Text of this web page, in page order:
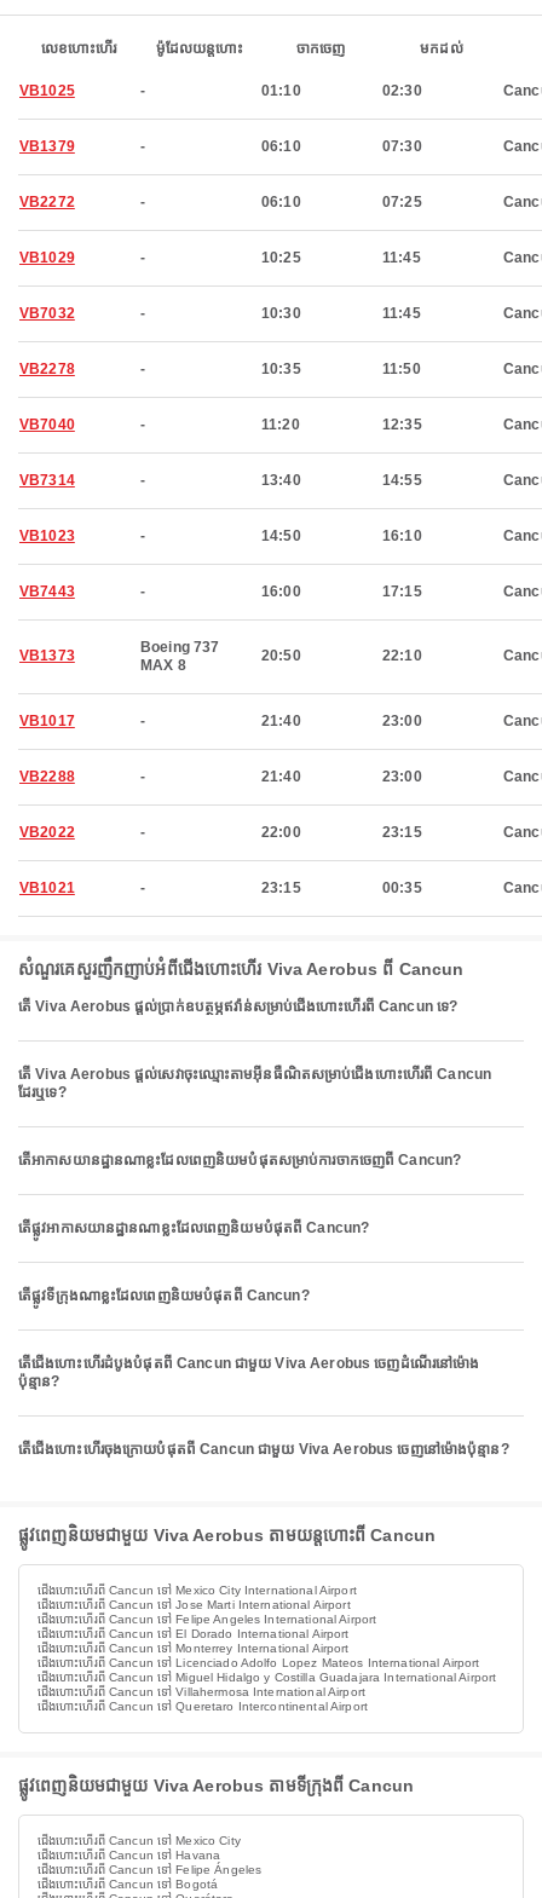
លេខហោះហើរ ម៉ូដែលយន្តហោះ ចាកចេញ មកដល់
VB1025 - 01:10 02:30
VB1379 - 06:10 07:30
VB2272 - 06:10 07:25
VB1029 - 10:25 11:45
VB7032 - 10:30 11:45
VB2278 - 10:35 11:50
VB7040 - 11:20 12:35
VB7314 - 13:40 14:55
VB1023 - 14:50 16:10
VB7443 - 16:00 17:15
VB1373
Boeing 737
MAX 8
20:50 22:10
VB1017 - 21:40 23:00
VB2288 - 21:40 23:00
VB2022 - 22:00 23:15
VB1021 - 23:15 00:35
សំណួរគេសួរញឹកញាប់អំពីជើងហោះហើរ Viva Aerobus ពី Cancun
តើ Viva Aerobus ផ្តល់ប្រាក់ឧបត្ថម្ភឥវ៉ាន់សម្រាប់ជើងហោះហើរពី Cancun ទេ?
តើ Viva Aerobus ផ្តល់សេវាចុះឈ្មោះតាមអ៊ីនធឺណិតសម្រាប់ជើងហោះហើរពី Cancun
ដែរឬទេ?
តើអាកាសយានដ្ឋានណាខ្លះដែលពេញនិយមបំផុតសម្រាប់ការចាកចេញពី Cancun?
តើផ្លូវអាកាសយានដ្ឋានណាខ្លះដែលពេញនិយមបំផុតពី Cancun?
តើផ្លូវទីក្រុងណាខ្លះដែលពេញនិយមបំផុតពី Cancun?
តើជើងហោះហើរដំបូងបំផុតពី Cancun ជាមួយ Viva Aerobus ចេញដំណើរនៅម៉ោង
ប៉ុន្មាន?
តើជើងហោះហើរចុងក្រោយបំផុតពី Cancun ជាមួយ Viva Aerobus ចេញនៅម៉ោងប៉ុន្មាន?
ផ្លូវពេញនិយមជាមួយ Viva Aerobus តាមយន្តហោះពី Cancun
ជើងហោះហើរពី Cancun ទៅ Mexico City International Airport
ជើងហោះហើរពី Cancun ទៅ Jose Marti International Airport
ជើងហោះហើរពី Cancun ទៅ Felipe Angeles International Airport
ជើងហោះហើរពី Cancun ទៅ El Dorado International Airport
ជើងហោះហើរពី Cancun ទៅ Monterrey International Airport
ជើងហោះហើរពី Cancun ទៅ Licenciado Adolfo Lopez Mateos International Airport
ជើងហោះហើរពី Cancun ទៅ Miguel Hidalgo y Costilla Guadajara International Airport
ជើងហោះហើរពី Cancun ទៅ Villahermosa International Airport
ជើងហោះហើរពី Cancun ទៅ Queretaro Intercontinental Airport
ផ្លូវពេញនិយមជាមួយ Viva Aerobus តាមទីក្រុងពី Cancun
ជើងហោះហើរពី Cancun ទៅ Mexico City
ជើងហោះហើរពី Cancun ទៅ Havana
ជើងហោះហើរពី Cancun ទៅ Felipe Ángeles
ជើងហោះហើរពី Cancun ទៅ Bogotá